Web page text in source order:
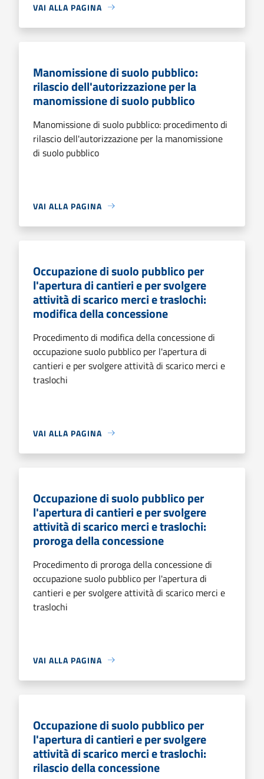
VAI ALLA PAGINA
Manomissione di suolo pubblico:
rilascio dell'autorizzazione per la
manomissione di suolo pubblico
Manomissione di suolo pubblico: procedimento di
rilascio dell'autorizzazione per la manomissione
di suolo pubblico
VAI ALLA PAGINA
Occupazione di suolo pubblico per
l'apertura di cantieri e per svolgere
attività di scarico merci e traslochi:
modifica della concessione
Procedimento di modifica della concessione di
occupazione suolo pubblico per l'apertura di
cantieri e per svolgere attività di scarico merci e
traslochi
VAI ALLA PAGINA
Occupazione di suolo pubblico per
l'apertura di cantieri e per svolgere
attività di scarico merci e traslochi:
proroga della concessione
Procedimento di proroga della concessione di
occupazione suolo pubblico per l'apertura di
cantieri e per svolgere attività di scarico merci e
traslochi
VAI ALLA PAGINA
Occupazione di suolo pubblico per
l'apertura di cantieri e per svolgere
attività di scarico merci e traslochi:
rilascio della concessione